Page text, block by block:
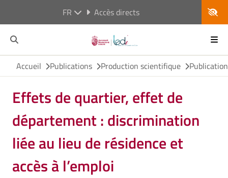
FR Accès directs
Accueil Publications Production scientifique
Effets de quartier, effet de
département : discrimination
liée au lieu de résidence et
accès à l’emploi